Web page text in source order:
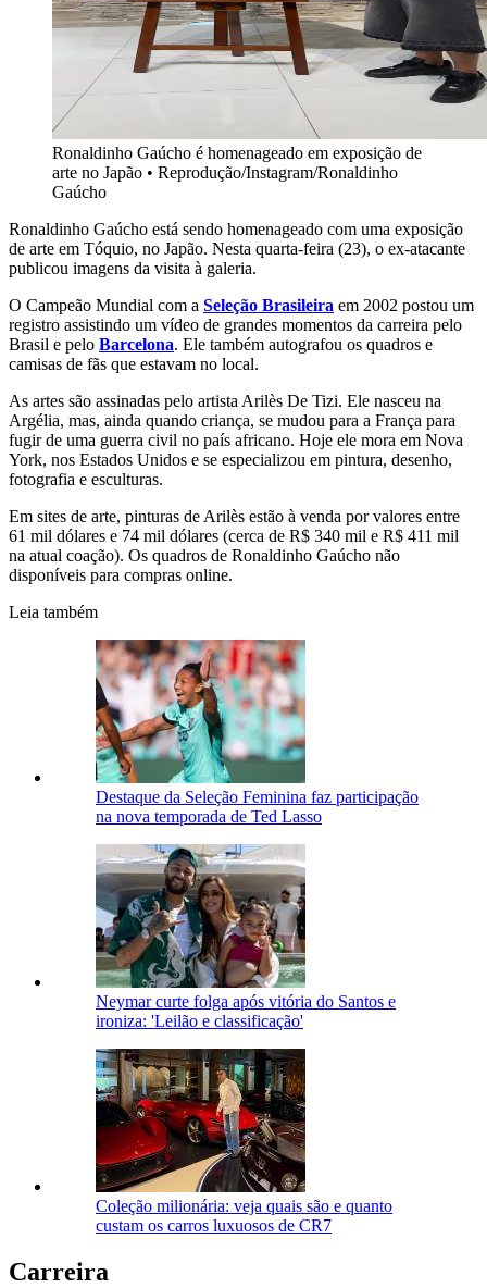
Ronaldinho Gaúcho é homenageado em exposição de
arte no Japão • Reprodução/Instagram/Ronaldinho
Gaúcho
Ronaldinho Gaúcho está sendo homenageado com uma exposição
de arte em Tóquio, no Japão. Nesta quarta-feira (23), o ex-atacante
publicou imagens da visita à galeria.
O Campeão Mundial com a Seleção Brasileira em 2002 postou um
registro assistindo um vídeo de grandes momentos da carreira pelo
Brasil e pelo Barcelona. Ele também autografou os quadros e
camisas de fãs que estavam no local.
As artes são assinadas pelo artista Arilès De Tizi. Ele nasceu na
Argélia, mas, ainda quando criança, se mudou para a França para
fugir de uma guerra civil no país africano. Hoje ele mora em Nova
York, nos Estados Unidos e se especializou em pintura, desenho,
fotografia e esculturas.
Em sites de arte, pinturas de Arilès estão à venda por valores entre
61 mil dólares e 74 mil dólares (cerca de R$ 340 mil e R$ 411 mil
na atual coação). Os quadros de Ronaldinho Gaúcho não
disponíveis para compras online.
Leia também
Destaque da Seleção Feminina faz participação
na nova temporada de Ted Lasso
Neymar curte folga após vitória do Santos e
ironiza: 'Leilão e classificação'
Coleção milionária: veja quais são e quanto
custam os carros luxuosos de CR7
Carreira